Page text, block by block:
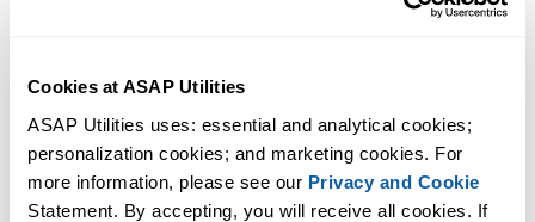
Cookies at ASAP Utilities
ASAP Utilities uses: essential and analytical cookies;
personalization cookies; and marketing cookies. For
more information, please see our Privacy and Cookie
Statement. By accepting, you will receive all cookies. If